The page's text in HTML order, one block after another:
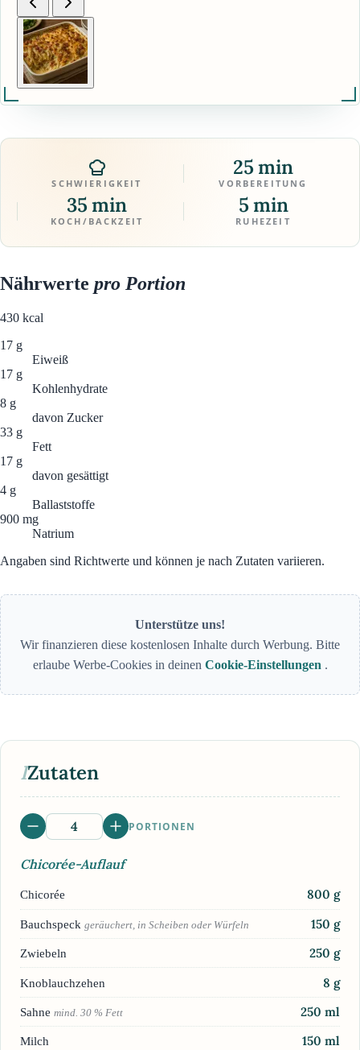
SCHWIERIGKEIT
25 min
VORBEREITUNG
35 min
KOCH/BACKZEIT
5 min
RUHEZEIT
Nährwerte pro Portion
430 kcal
17 g
Eiweiß
17 g
Kohlenhydrate
8 g
davon Zucker
33 g
Fett
17 g
davon gesättigt
4 g
Ballaststoffe
900 mg
Natrium
Angaben sind Richtwerte und können je nach Zutaten variieren.
Unterstütze uns!
Wir finanzieren diese kostenlosen Inhalte durch Werbung. Bitte
erlaube Werbe-Cookies in deinen Cookie-Einstellungen .
IZutaten
PORTIONEN
Chicorée-Auflauf
Chicorée 800 g
Bauchspeck geräuchert, in Scheiben oder Würfeln 150 g
Zwiebeln 250 g
Knoblauchzehen 8 g
Sahne mind. 30 % Fett 250 ml
Milch 150 ml